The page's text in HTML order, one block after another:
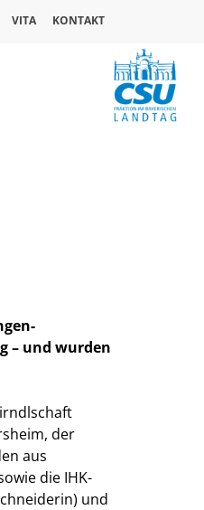
VITA KONTAKT
– und wurden
der
aus
die IHK-
und